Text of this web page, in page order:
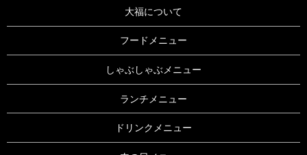
大福について
フードメニュー
しゃぶしゃぶメニュー
ランチメニュー
ドリンクメニュー